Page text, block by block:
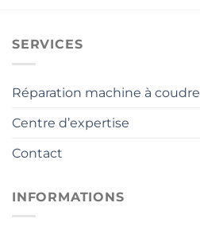
SERVICES
Réparation machine à coudre
Centre d’expertise
Contact
INFORMATIONS